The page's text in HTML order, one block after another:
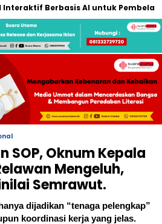
Berbasis AI untuk Pembelajaran
SOP, Oknum Kepala
Mengeluh,
Semrawut.
dijadikan “tenaga pelengkap”
koordinasi kerja yang jelas.